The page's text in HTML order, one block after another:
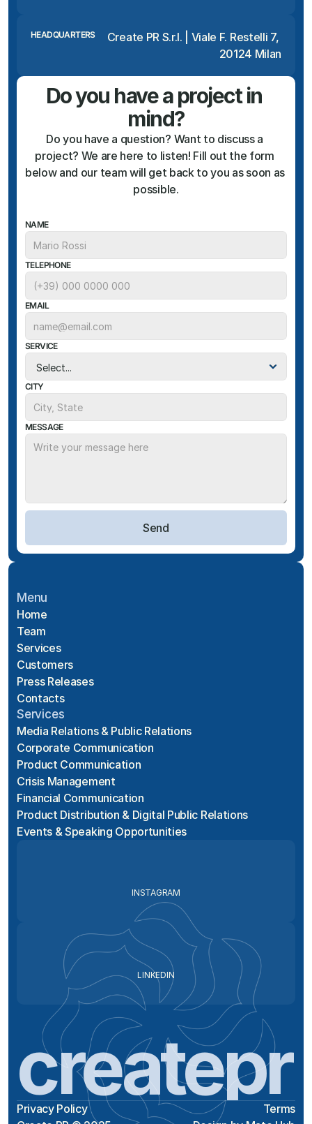
HEADQUARTERS
Create PR S.r.l. | Viale F. Restelli 7,
20124 Milan
Do you have a project in
mind?
Do you have a question? Want to discuss a
project? We are here to listen! Fill out the form
below and our team will get back to you as soon as
possible.
NAME
TELEPHONE
EMAIL
SERVICE
CITY
MESSAGE
Send
INSTAGRAM
LINKEDIN
Menu
Home
Team
Services
Customers
Press Releases
Contacts
Services
Media Relations & Public Relations
Corporate Communication
Product Communication
Crisis Management
Financial Communication
Product Distribution & Digital Public Relations
Events & Speaking Opportunities
createpr
Privacy Policy
Terms